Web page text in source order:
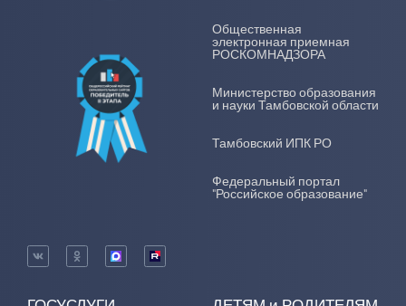
Общественная
электронная приемная
РОСКОМНАДЗОРА
Министерство образования
и науки Тамбовской области
Тамбовский ИПК РО
Федеральный портал
"Российское образование"